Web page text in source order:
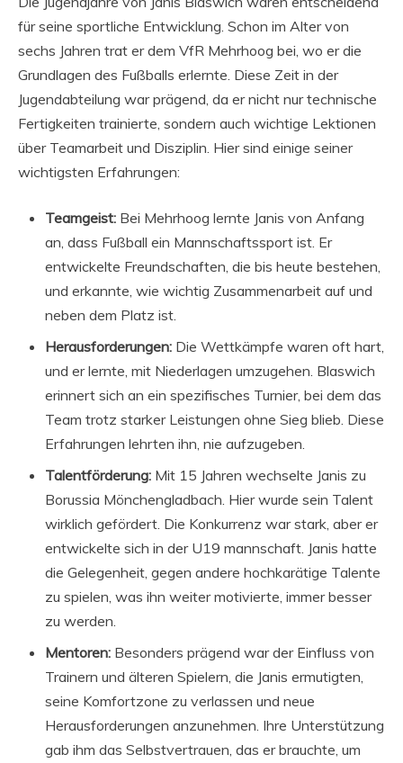
für seine sportliche Entwicklung. Schon im Alter von
sechs Jahren trat er dem VfR Mehrhoog bei, wo er die
Grundlagen des Fußballs erlernte. Diese Zeit in der
Jugendabteilung war prägend, da er nicht nur technische
Fertigkeiten trainierte, sondern auch wichtige Lektionen
über Teamarbeit und Disziplin. Hier sind einige seiner
wichtigsten Erfahrungen:
Teamgeist: Bei Mehrhoog lernte Janis von Anfang
an, dass Fußball ein Mannschaftssport ist. Er
entwickelte Freundschaften, die bis heute bestehen,
und erkannte, wie wichtig Zusammenarbeit auf und
neben dem Platz ist.
Herausforderungen: Die Wettkämpfe waren oft hart,
und er lernte, mit Niederlagen umzugehen. Blaswich
erinnert sich an ein spezifisches Turnier, bei dem das
Team trotz starker Leistungen ohne Sieg blieb. Diese
Erfahrungen lehrten ihn, nie aufzugeben.
Talentförderung: Mit 15 Jahren wechselte Janis zu
Borussia Mönchengladbach. Hier wurde sein Talent
wirklich gefördert. Die Konkurrenz war stark, aber er
entwickelte sich in der U19 mannschaft. Janis hatte
die Gelegenheit, gegen andere hochkarätige Talente
zu spielen, was ihn weiter motivierte, immer besser
zu werden.
Mentoren: Besonders prägend war der Einfluss von
Trainern und älteren Spielern, die Janis ermutigten,
seine Komfortzone zu verlassen und neue
Herausforderungen anzunehmen. Ihre Unterstützung
gab ihm das Selbstvertrauen, das er brauchte, um